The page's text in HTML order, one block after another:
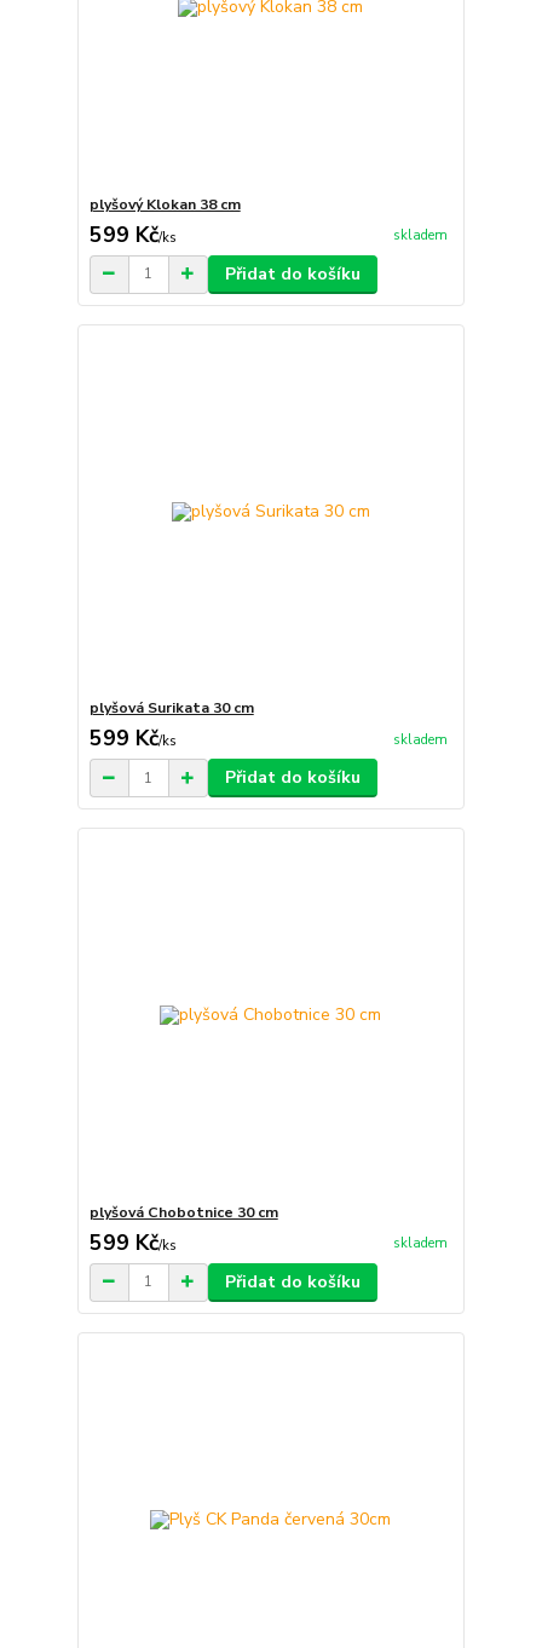
plyšový Klokan 38 cm
599 Kč/ks skladem
Přidat do košíku
plyšová Surikata 30 cm
599 Kč/ks skladem
Přidat do košíku
plyšová Chobotnice 30 cm
599 Kč/ks skladem
Přidat do košíku